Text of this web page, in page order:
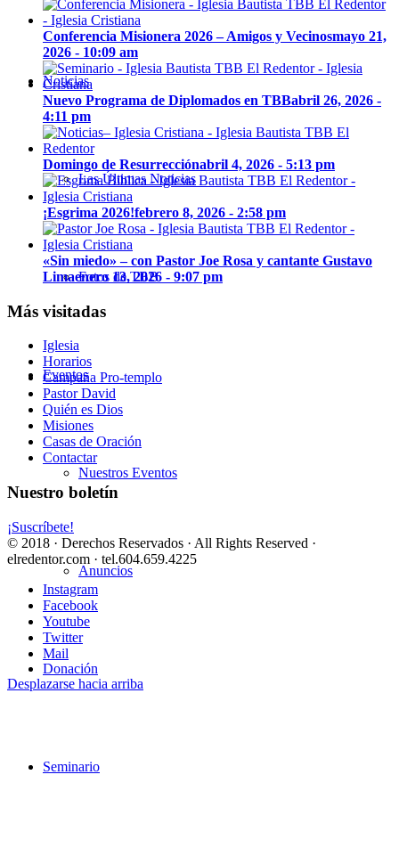
Noticias
Las Últimas Noticias
Fotos de TBB
Eventos
Nuestros Eventos
Anuncios
Donación
Seminario
Conferencia Misionera 2026 – Amigos y Vecinosmayo 21,
2026 - 10:09 am
Nuevo Programa de Diplomados en TBBabril 26, 2026 -
4:11 pm
Domingo de Resurrecciónabril 4, 2026 - 5:13 pm
¡Esgrima 2026!febrero 8, 2026 - 2:58 pm
«Sin miedo» – con Pastor Joe Rosa y cantante Gustavo
Limaenero 13, 2026 - 9:07 pm
Más visitadas
Iglesia
Horarios
Campaña Pro-templo
Pastor David
Quién es Dios
Misiones
Casas de Oración
Contactar
Nuestro boletín
¡Suscríbete!
© 2018 · Derechos Reservados · All Rights Reserved ·
elredentor.com · tel.604.659.4225
Instagram
Facebook
Youtube
Twitter
Mail
Desplazarse hacia arriba